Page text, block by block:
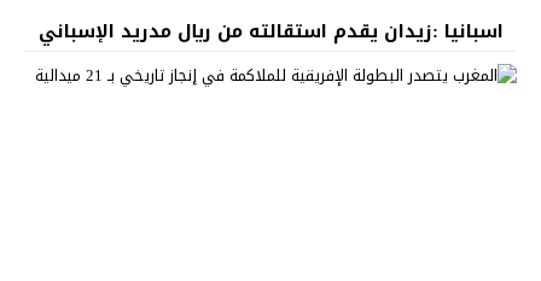
اسبانيا :زيدان يقدم استقالته من ريال مدريد الإسباني